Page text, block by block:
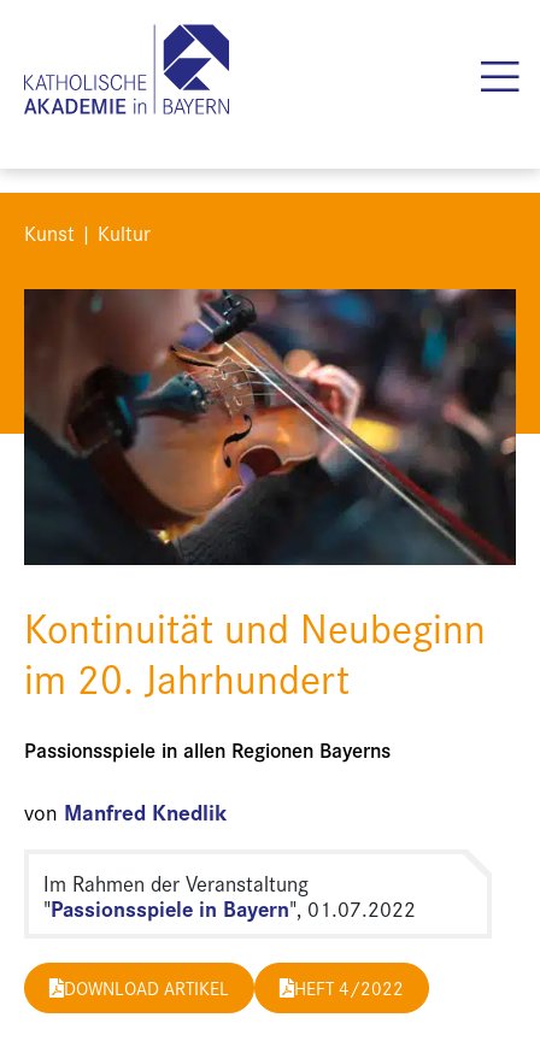
Kunst | Kultur
Kontinuität und Neubeginn
im 20. Jahrhundert
Passionsspiele in allen Regionen Bayerns
von Manfred Knedlik
Im Rahmen der Veranstaltung
"Passionsspiele in Bayern", 01.07.2022
DOWNLOAD ARTIKEL HEFT 4/2022